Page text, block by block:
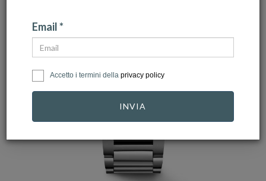
Email *
Accetto i termini della privacy policy
INVIA